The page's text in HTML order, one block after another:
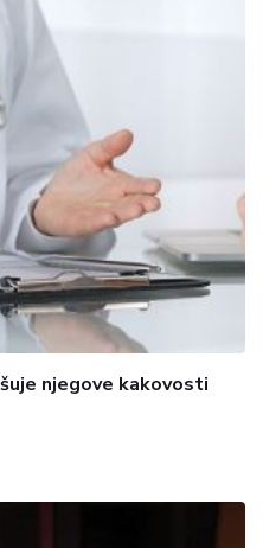
njegove kakovosti